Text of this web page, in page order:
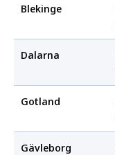
Blekinge
Dalarna
Gotland
Gävleborg